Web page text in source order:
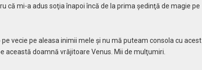
că mi-a adus soţia înapoi încă de la prima şedinţă de magie pe
vecie pe aleasa inimii mele şi nu mă puteam consola cu acest
această doamnă vrăjitoare Venus. Mii de mulţumiri.